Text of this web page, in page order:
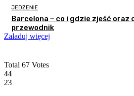
JEDZENIE
Barcelona – co i gdzie zjeść
przewodnik
Załaduj więcej
Total 67 Votes
44
23